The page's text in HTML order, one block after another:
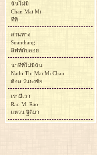
ฉันไม่มี
Chan Mai Mi
ทีที
สวนทาง
Suanthang
ลิฟท์กับออย
นาทีที่ไม่มีฉัน
Nathi Thi Mai Mi Chan
ต้อล วันธงชัย
เรามีเรา
Rao Mi Rao
แหวน ฐิติมา